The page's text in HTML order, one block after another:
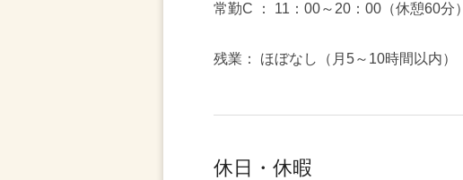
常勤C ： 11：00～20：00（休憩60分）
残業： ほぼなし（月5～10時間以内）
休日・休暇